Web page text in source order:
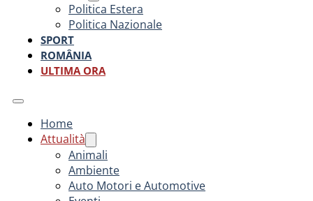
Politica Estera
Politica Nazionale
SPORT
ROMÂNIA
ULTIMA ORA
Home
Attualità
Animali
Ambiente
Auto Motori e Automotive